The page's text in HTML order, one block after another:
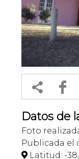
 f
Datos de
Foto
Publicada el
 Latitud: -